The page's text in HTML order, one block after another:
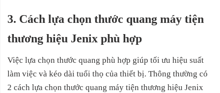
3. Cách lựa chọn thước quang máy tiện
thương hiệu Jenix phù hợp
Việc lựa chọn thước quang phù hợp giúp tối ưu hiệu suất
làm việc và kéo dài tuổi thọ của thiết bị. Thông thường có
2 cách lựa chọn thước quang máy tiện thương hiệu Jenix